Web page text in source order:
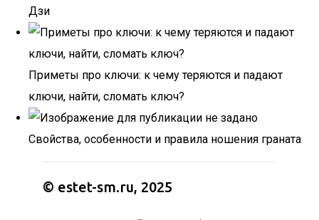
Дзи
Приметы про ключи: к чему теряются и падают
ключи, найти, сломать ключ?
Свойства, особенности и правила ношения граната
© estet-sm.ru, 2025